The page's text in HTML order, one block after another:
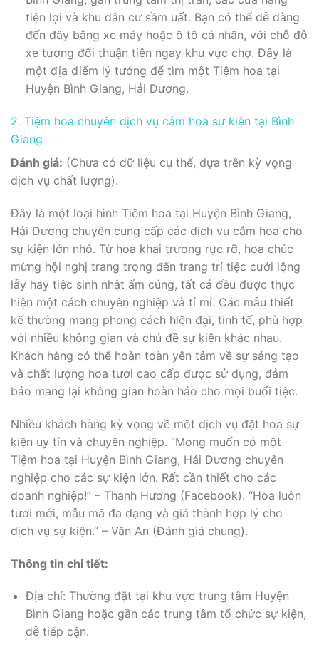
tiện lợi và khu dân cư sầm uất. Bạn có thể dễ dàng
đến đây bằng xe máy hoặc ô tô cá nhân, với chỗ đỗ
xe tương đối thuận tiện ngay khu vực chợ. Đây là
một địa điểm lý tưởng để tìm một Tiệm hoa tại
Huyện Bình Giang, Hải Dương.
2. Tiệm hoa chuyên dịch vụ cắm hoa sự kiện tại Bình
Giang
Đánh giá: (Chưa có dữ liệu cụ thể, dựa trên kỳ vọng
dịch vụ chất lượng).
Đây là một loại hình Tiệm hoa tại Huyện Bình Giang,
Hải Dương chuyên cung cấp các dịch vụ cắm hoa cho
sự kiện lớn nhỏ. Từ hoa khai trương rực rỡ, hoa chúc
mừng hội nghị trang trọng đến trang trí tiệc cưới lộng
lẫy hay tiệc sinh nhật ấm cúng, tất cả đều được thực
hiện một cách chuyên nghiệp và tỉ mỉ. Các mẫu thiết
kế thường mang phong cách hiện đại, tinh tế, phù hợp
với nhiều không gian và chủ đề sự kiện khác nhau.
Khách hàng có thể hoàn toàn yên tâm về sự sáng tạo
và chất lượng hoa tươi cao cấp được sử dụng, đảm
bảo mang lại không gian hoàn hảo cho mọi buổi tiệc.
Nhiều khách hàng kỳ vọng về một dịch vụ đặt hoa sự
kiện uy tín và chuyên nghiệp. “Mong muốn có một
Tiệm hoa tại Huyện Bình Giang, Hải Dương chuyên
nghiệp cho các sự kiện lớn. Rất cần thiết cho các
doanh nghiệp!” – Thanh Hương (Facebook). “Hoa luôn
tươi mới, mẫu mã đa dạng và giá thành hợp lý cho
dịch vụ sự kiện.” – Văn An (Đánh giá chung).
Thông tin chi tiết:
Địa chỉ: Thường đặt tại khu vực trung tâm Huyện
Bình Giang hoặc gần các trung tâm tổ chức sự kiện,
dễ tiếp cận.